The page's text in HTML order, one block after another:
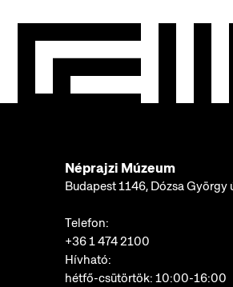
Néprajzi Múzeum
Budapest 1146, Dózsa György
Telefon:
+36 1 474 2100
Hívható:
hétfő-csütörtök: 10:00-16:00